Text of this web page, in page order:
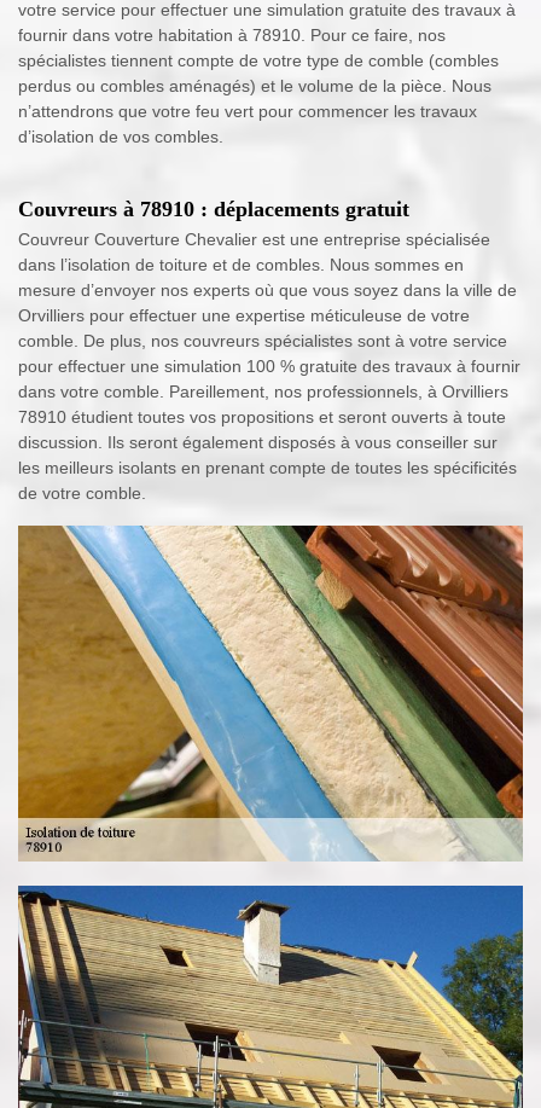
votre service pour effectuer une simulation gratuite des travaux à
fournir dans votre habitation à 78910. Pour ce faire, nos
spécialistes tiennent compte de votre type de comble (combles
perdus ou combles aménagés) et le volume de la pièce. Nous
n’attendrons que votre feu vert pour commencer les travaux
d’isolation de vos combles.
Couvreurs à 78910 : déplacements gratuit
Couvreur Couverture Chevalier est une entreprise spécialisée
dans l’isolation de toiture et de combles. Nous sommes en
mesure d’envoyer nos experts où que vous soyez dans la ville de
Orvilliers pour effectuer une expertise méticuleuse de votre
comble. De plus, nos couvreurs spécialistes sont à votre service
pour effectuer une simulation 100 % gratuite des travaux à fournir
dans votre comble. Pareillement, nos professionnels, à Orvilliers
78910 étudient toutes vos propositions et seront ouverts à toute
discussion. Ils seront également disposés à vous conseiller sur
les meilleurs isolants en prenant compte de toutes les spécificités
de votre comble.